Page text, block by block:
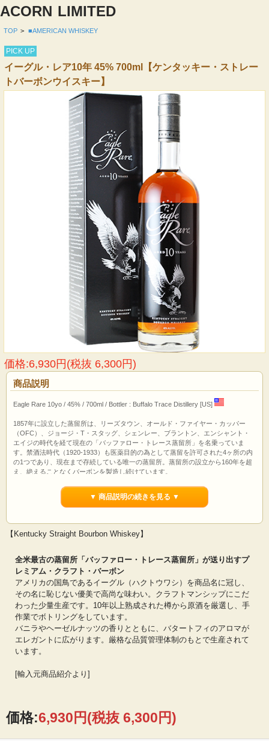
ACORN LIMITED
TOP > ■AMERICAN WHISKEY
PICK UP
イーグル・レア10年 45% 700ml【ケンタッキー・ストレー
トバーボンウイスキー】
価格:6,930円(税抜 6,300円)
商品説明
Eagle Rare 10yo / 45% / 700ml / Bottler : Buffalo Trace Distillery [US]
1857年に設立した蒸留所は、リーズタウン、オールド・ファイヤー・カッパー
（OFC）、ジョージ・T・スタッグ、シェンレー、ブラントン、エンシャント・
エイジの時代を経て現在の「バッファロー・トレース蒸留所」を名乗っていま
す。禁酒法時代（1920-1933）も医薬目的の為として蒸留を許可された4ヶ所の内
の1つであり、現在まで存続している唯一の蒸留所。蒸留所の設立から160年を超
え、絶えることなくバーボンを製造し続けています。
▼ 商品説明の続きを見る ▼
【Kentucky Straight Bourbon Whiskey】
全米最古の蒸留所「バッファロー・トレース蒸留所」が送り出すプ
レミアム・クラフト・バーボン
アメリカの国鳥であるイーグル（ハクトウワシ）を商品名に冠し、
その名に恥じない優美で高尚な味わい。クラフトマンシップにこだ
わった少量生産です。10年以上熟成された樽から原酒を厳選し、手
作業でボトリングをしています。
バニラやヘーゼルナッツの香りとともに、バタートフィのアロマが
エレガントに広がります。厳格な品質管理体制のもとで生産されて
います。
[輸入元商品紹介より]
価格:6,930円(税抜 6,300円)